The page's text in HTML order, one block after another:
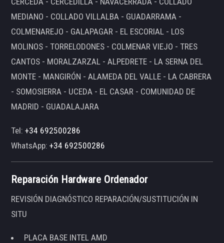
MEDIANO - COLLADO VILLALBA - GUADARRAMA -
COLMENAREJO - GALAPAGAR - EL ESCORIAL - LOS
MOLINOS - TORRELODONES - COLMENAR VIEJO - TRES
CANTOS - MORALZARZAL - ALPEDRETE - LA SERNA DEL
MONTE - MANGIRÓN - ALAMEDA DEL VALLE - LA CABRERA
- SOMOSIERRA - UCEDA - EL CASAR - COMUNIDAD DE
MADRID - GUADALAJARA
Tel:+34 692500286
WhatsApp:+34 692500286
Reparación Hardware Ordenador
REVISIÓN DIAGNÓSTICO REPARACIÓN/SUSTITUCIÓN IN
SITU
PLACA BASE INTEL AMD